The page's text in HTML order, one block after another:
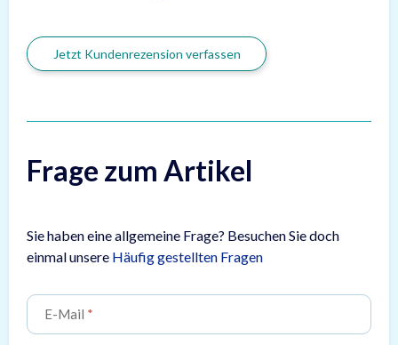
Jetzt Kundenrezension verfassen
Frage zum Artikel
Sie haben eine allgemeine Frage? Besuchen Sie doch
einmal unsere Häufig gestellten Fragen
E-Mail